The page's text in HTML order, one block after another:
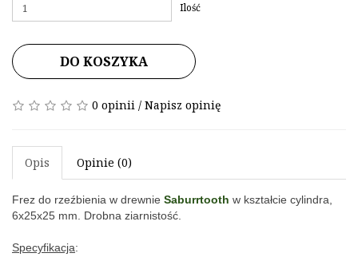
Ilość
DO KOSZYKA
0 opinii / Napisz opinię
Opis Opinie (0)
Frez do rzeźbienia w drewnie Saburrtooth w kształcie cylindra,
6x25x25 mm . Drobna ziarnistość.
Specyfikacja: